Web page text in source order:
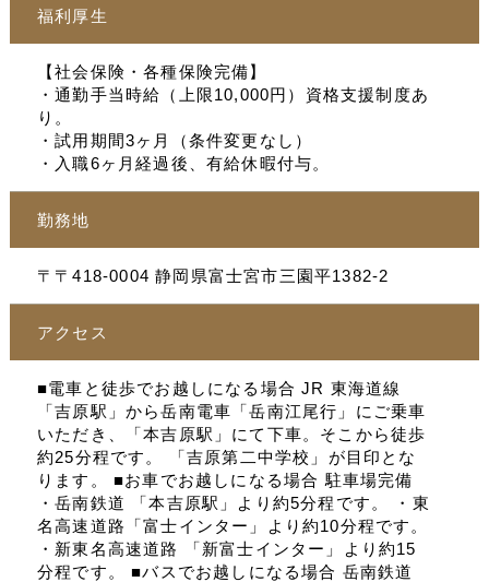
福利厚生
【社会保険・各種保険完備】
・通勤手当時給（上限10,000円）資格支援制度あ
り。
・試用期間3ヶ月（条件変更なし）
・入職6ヶ月経過後、有給休暇付与。
勤務地
〒〒418-0004 静岡県富士宮市三園平1382-2
アクセス
■電車と徒歩でお越しになる場合 JR 東海道線
「吉原駅」から岳南電車「岳南江尾行」にご乗車
いただき、「本吉原駅」にて下車。そこから徒歩
約25分程です。 「吉原第二中学校」が目印とな
ります。 ■お車でお越しになる場合 駐車場完備
・岳南鉄道 「本吉原駅」より約5分程です。 ・東
名高速道路「富士インター」より約10分程です。
・新東名高速道路 「新富士インター」より約15
分程です。 ■バスでお越しになる場合 岳南鉄道